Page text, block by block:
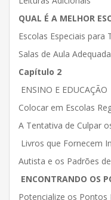
QUAL É A MELHOR
Escolas Especiais para
Salas de Aula
Capítulo 2
ENSINO E EDUCAÇÃO
Colocar em Escolas
A Tentativa de Culpar
Livros que Fornecem
Autista e os Padrões
ENCONTRANDO OS
Potencialize os Pontos